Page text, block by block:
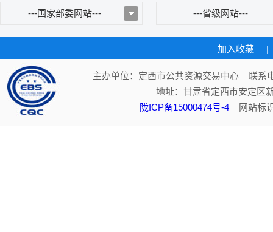
---国家部委网站--- ---省级网站---
加入收藏 |
主办单位：定西市公共资源交易中心 联系
地址：甘肃省定西市安定
陇ICP备15000474号-4 网站标